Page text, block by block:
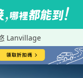
Lanvillage